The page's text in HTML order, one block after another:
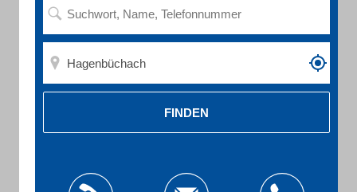
FINDEN